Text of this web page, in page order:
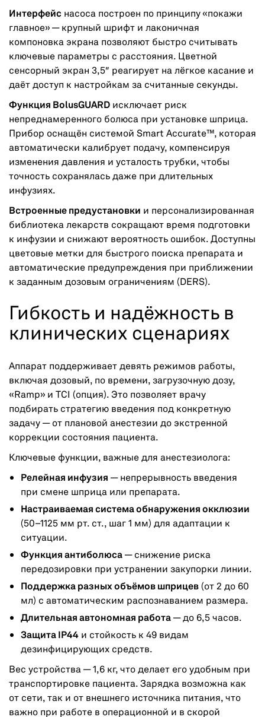
Интерфейс насоса построен по принципу «покажи
главное» — крупный шрифт и лаконичная
компоновка экрана позволяют быстро считывать
ключевые параметры с расстояния. Цветной
сенсорный экран 3,5″ реагирует на лёгкое касание и
даёт доступ к настройкам за считанные секунды.
Функция BolusGUARD исключает риск
непреднамеренного болюса при установке шприца.
Прибор оснащён системой Smart Accurate™, которая
автоматически калибрует подачу, компенсируя
изменения давления и усталость трубки, чтобы
точность сохранялась даже при длительных
инфузиях.
Встроенные предустановки и персонализированная
библиотека лекарств сокращают время подготовки
к инфузии и снижают вероятность ошибок. Доступны
цветовые метки для быстрого поиска препарата и
автоматические предупреждения при приближении
к заданным дозовым ограничениям (DERS).
Гибкость и надёжность в
клинических сценариях
Аппарат поддерживает девять режимов работы,
включая дозовый, по времени, загрузочную дозу,
«Ramp» и TCI (опция). Это позволяет врачу
подбирать стратегию введения под конкретную
задачу — от плановой анестезии до экстренной
коррекции состояния пациента.
Ключевые функции, важные для анестезиолога:
Релейная инфузия — непрерывность введения
при смене шприца или препарата.
Настраиваемая система обнаружения окклюзии
(50–1125 мм рт. ст., шаг 1 мм) для адаптации к
ситуации.
Функция антиболюса — снижение риска
передозировки при устранении закупорки линии.
Поддержка разных объёмов шприцев (от 2 до 60
мл) с автоматическим распознаванием размера.
Длительная автономная работа — до 6,5 часов.
Защита IP44 и стойкость к 49 видам
дезинфицирующих средств.
Вес устройства — 1,6 кг, что делает его удобным при
транспортировке пациента. Зарядка возможна как
от сети, так и от внешнего источника питания, что
важно при работе в операционной и в скорой